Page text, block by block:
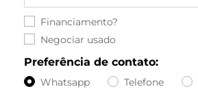
Financiamento?
Negociar usado
Preferência de contato:
Whatsapp Telefone